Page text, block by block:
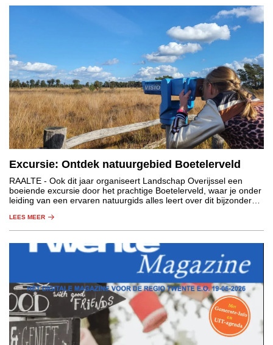
Excursie: Ontdek natuurgebied Boetelerveld
RAALTE - Ook dit jaar organiseert Landschap Overijssel een
boeiende excursie door het prachtige Boetelerveld, waar je onder
leiding van een ervaren natuurgids alles leert over dit bijzondere
LEES MEER